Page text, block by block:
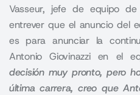
Vasseur, jefe de equipo
entrever que el anuncio del
es para anunciar la
Antonio Giovinazzi en el
decisión muy pronto, pero
última carrera, creo que